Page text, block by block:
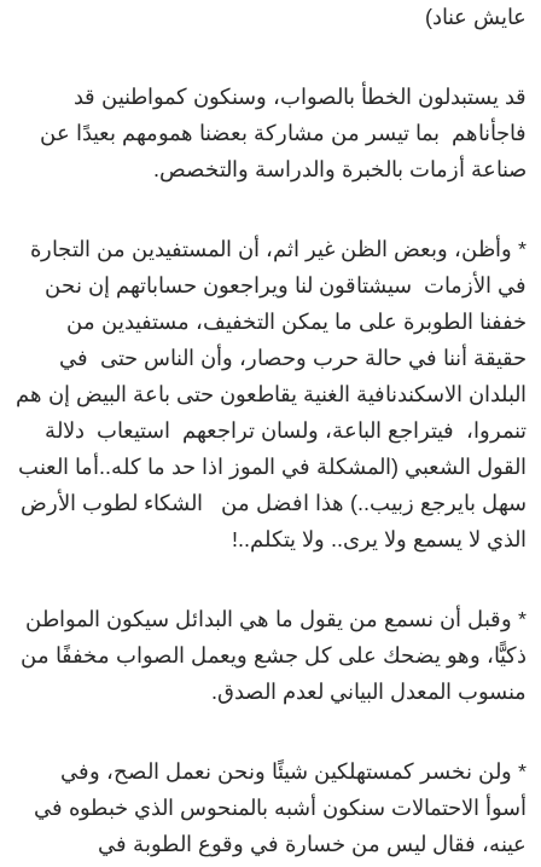
عايش عناد)
قد يستبدلون الخطأ بالصواب، وسنكون كمواطنين قد
فاجأناهم بما تيسر من مشاركة بعضنا همومهم بعيدًا عن
صناعة أزمات بالخبرة والدراسة والتخصص.
* وأظن، وبعض الظن غير اثم، أن المستفيدين من التجارة
في الأزمات سيشتاقون لنا ويراجعون حساباتهم إن نحن
خففنا الطوبرة على ما يمكن التخفيف، مستفيدين من
حقيقة أننا في حالة حرب وحصار، وأن الناس حتى في
البلدان الاسكندنافية الغنية يقاطعون حتى باعة البيض إن هم
تنمروا، فيتراجع الباعة، ولسان تراجعهم استيعاب دلالة
القول الشعبي (المشكلة في الموز اذا حد ما كله..أما العنب
سهل بايرجع زبيب..) هذا افضل من الشكاء لطوب الأرض
الذي لا يسمع ولا يرى.. ولا يتكلم..!
* وقبل أن نسمع من يقول ما هي البدائل سيكون المواطن
ذكيًّا، وهو يضحك على كل جشع ويعمل الصواب مخففًا من
منسوب المعدل البياني لعدم الصدق.
* ولن نخسر كمستهلكين شيئًا ونحن نعمل الصح، وفي
أسوأ الاحتمالات سنكون أشبه بالمنحوس الذي خبطوه في
عينه، فقال ليس من خسارة في وقوع الطوبة في